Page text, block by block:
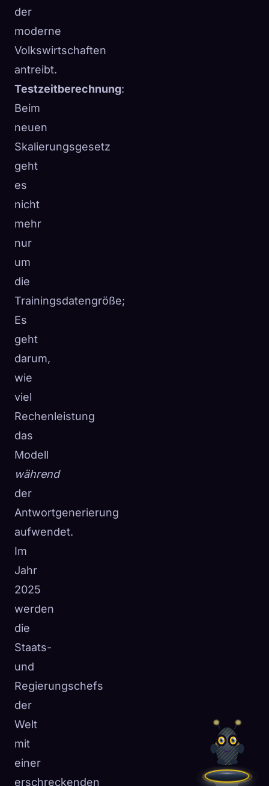
der
moderne
Volkswirtschaften
antreibt.
Testzeitberechnung:
Beim
neuen
Skalierungsgesetz
geht
es
nicht
mehr
nur
um
die
Trainingsdatengröße;
Es
geht
darum,
wie
viel
Rechenleistung
das
Modell
während
der
Antwortgenerierung
aufwendet.
Im
Jahr
2025
werden
die
Staats-
und
Regierungschefs
der
Welt
mit
einer
erschreckenden